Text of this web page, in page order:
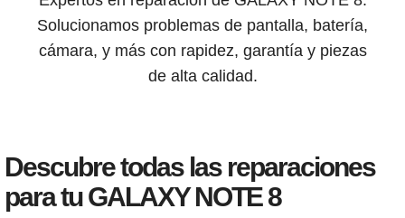
Solucionamos problemas de pantalla, batería,
cámara, y más con rapidez, garantía y piezas
de alta calidad.
Descubre todas las reparaciones
para tu GALAXY NOTE 8